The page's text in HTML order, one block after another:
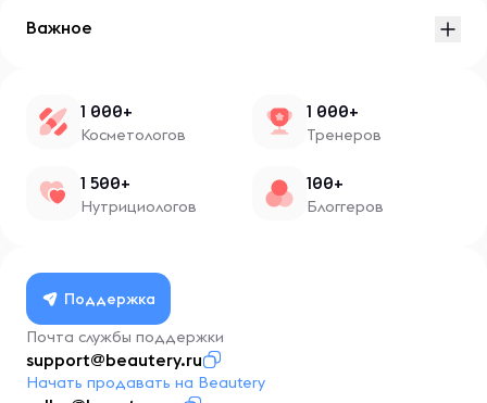
Важное
1 000+
Косметологов
1 000+
Тренеров
1 500+
Нутрициологов
100+
Блоггеров
Поддержка
Почта службы поддержки
support@beautery.ru
Начать продавать на Beautery